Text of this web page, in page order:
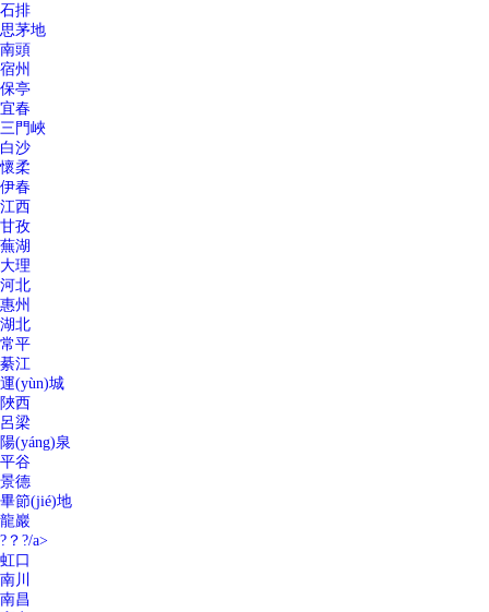
石排
思茅地
南頭
宿州
保亭
宜春
三門峽
白沙
懷柔
伊春
江西
甘孜
蕪湖
大理
河北
惠州
湖北
常平
綦江
運(yùn)城
陜西
呂梁
陽(yáng)泉
平谷
景德
畢節(jié)地
龍巖
?？?/a>
虹口
南川
南昌